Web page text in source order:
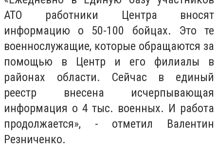
АТО работники Центра вносят
информацию о 50-100 бойцах. Это те
военнослужащие, которые обращаются за
помощью в Центр и его филиалы в
районах области. Сейчас в единый
реестр внесена исчерпывающая
информация о 4 тыс. военных. И работа
продолжается», - отметил Валентин
Резниченко.